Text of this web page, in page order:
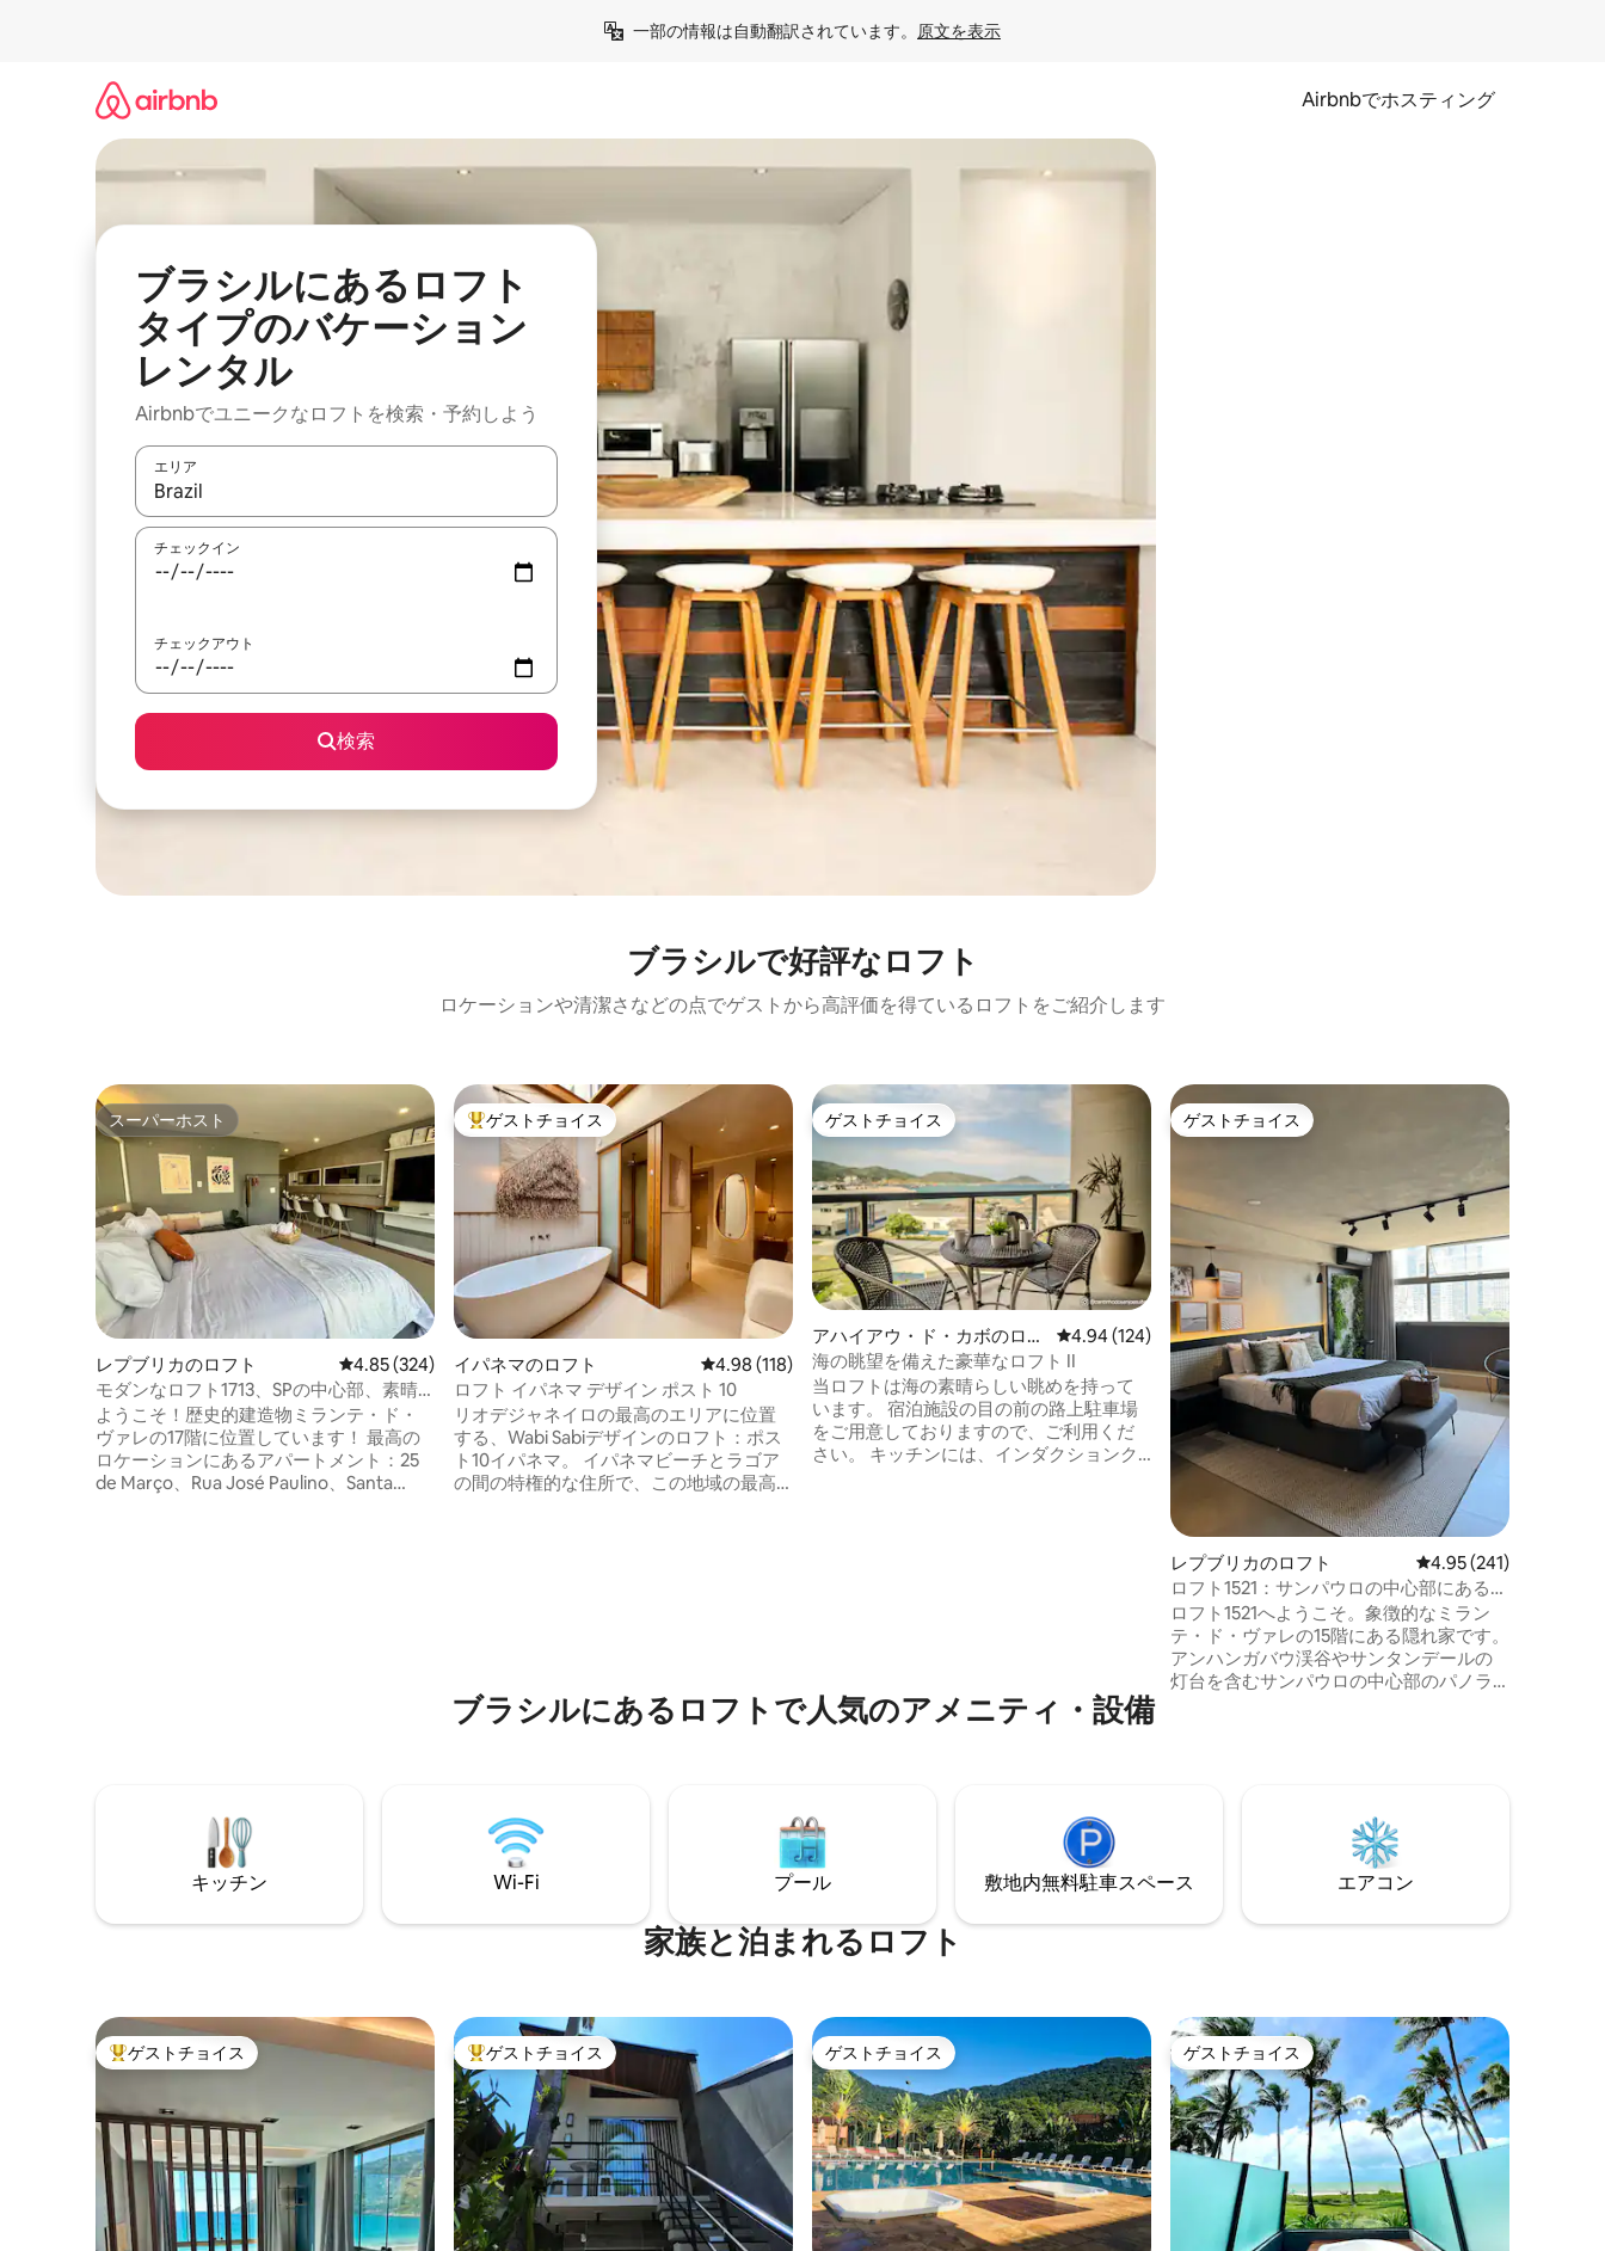
一部の情報は自動翻訳されています。 原文を表示
Airbnbでホスティング
ブラシルにあるロフト
タイプのバケーション
レンタル
Airbnbでユニークなロフトを検索・予約しよう
エリア
検索結果が表示されたら、上下の矢印キーを使って移動するか、画面をタッチまたはスワイプして検索結果を確認することができます。
チェックイン
チェックアウト
検索
ブラシルで好評なロフト
ロケーションや清潔さなどの点でゲストから高評価を得ているロフトをご紹介します
スーパーホスト
スーパーホスト
レプブリカのロフト レビュー324件、5つ星中4.85つ星の平均評価
4.85 (324)
モダンなロフト1713、SPの中心部、素晴
らしい眺め！
ようこそ！歴史的建造物ミランテ・ド・
ヴァレの17階に位置しています！ 最高の
ロケーションにあるアパートメント：25
de Março、Rua José Paulino、Santa
大好評のゲストチョイスです。
ゲストチョイス
イパネマのロフト レビュー118件、5つ星中4.98つ星の平均評価
4.98 (118)
ロフト イパネマ デザイン ポスト 10
リオデジャネイロの最高のエリアに位置
する、Wabi Sabiデザインのロフト：ポス
ト10イパネマ。 イパネマビーチとラゴア
の間の特権的な住所で、この地域の最高
ゲストチョイス
ゲストチョイス
アハイアウ・ド・カボのロフ
ト
レビュー124件、5つ星中4.94つ星の平均評価
4.94 (124)
海の眺望を備えた豪華なロフト II
当ロフトは海の素晴らしい眺めを持って
います。 宿泊施設の目の前の路上駐車場
をご用意しておりますので、ご利用くだ
さい。 キッチンには、インダクションク
ゲストチョイス
ゲストチョイス
レプブリカのロフト レビュー241件、5つ
4.95 (241)
ロフト1521：サンパウロの中心部にあるユ
ニークな眺め
ロフト1521へようこそ。象徴的なミラン
テ・ド・ヴァレの15階にある隠れ家です。
アンハンガバウ渓谷やサンタンデールの
灯台を含むサンパウロの中心部のパノラ
適なクイーンサイズベッド、高級家具、
設備の整ったキッチン、高速Wi-Fi、55イ
ンチスマートテレビ、エアコンを完備し
ています。
ブラシルにあるロフトで人気のアメニティ・設備
キッチン Wi-Fi プール 敷地内無料駐⁠車ス⁠ペ⁠ー⁠ス エアコン
家族と泊まれるロフト
大好評のゲストチョイスです。
ゲストチョイス 大好評のゲストチョイスです。
ゲストチョイス ゲストチョイス
ゲストチョイス ゲストチョイス
ゲストチョイス